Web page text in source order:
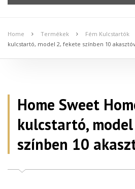
Home Termékek Fém Kulcstartók
kulcstartó, model 2, fekete színben 10
Home Sweet
kulcstartó,
színben 10